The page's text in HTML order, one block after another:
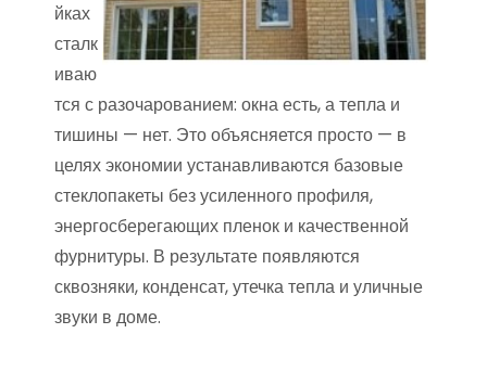
йках
сталк
иваю
тся с разочарованием: окна есть, а тепла и
тишины — нет. Это объясняется просто — в
целях экономии устанавливаются базовые
стеклопакеты без усиленного профиля,
энергосберегающих пленок и качественной
фурнитуры. В результате появляются
сквозняки, конденсат, утечка тепла и уличные
звуки в доме.